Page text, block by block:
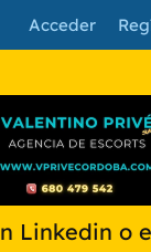
Acceder
Linkedin o